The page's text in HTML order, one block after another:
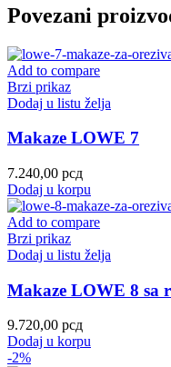
Povezani
Add to compare
Brzi prikaz
Dodaj u listu želja
Makaze LOWE 7
7.240,00 рсд
Dodaj u korpu
Add to compare
Brzi prikaz
Dodaj u listu želja
Makaze LOWE 8 sa
9.720,00 рсд
Dodaj u korpu
-2%